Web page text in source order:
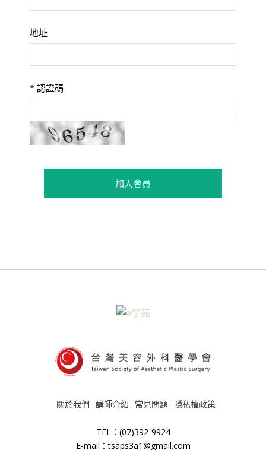
地址
* 認證碼
TEL：(07)392-9924
E-mail：tsaps3a1@gmail.com
關於我們 講師介紹 常見問題 隱私權政策